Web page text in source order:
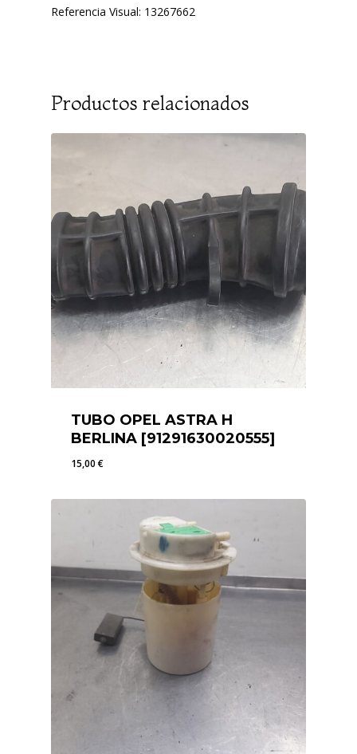
Referencia Visual: 13267662
Productos relacionados
TUBO OPEL ASTRA H
BERLINA [91291630020555]
15,00€